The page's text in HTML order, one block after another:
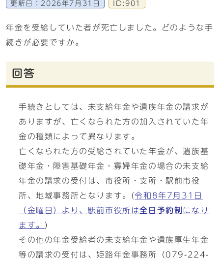
更新日： 2026年7月31日 ID:901
年金を受給していた者が死亡しました。どのような手
続きが必要ですか。
回答
手続きとしては、未支給年金や遺族年金の請求が
ありますが、亡くなられた方の加入されていた年
金の種類によって異なります。
亡くなられた方の受給されていた年金が、遺族基
礎年金・障害基礎年金・寡婦年金の場合の未支給
年金の請求の受付は、市役所・支所・駅前市役
所、地域事務所となります。(令和8年7月31日
（金曜日）より、駅前市役所は全日予約制 になり
ます。 )
その他の年金受給者の未支給年金や遺族厚生年金
等の請求の受付は、姫路年金事務所（079-224-